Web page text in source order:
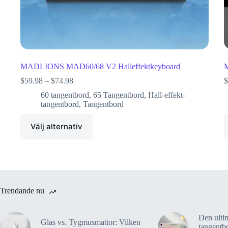
MADLIONS MAD60/68 V2 Halleffektkeyboard
$59.98 – $74.98
60 tangentbord, 65 Tangentbord, Hall-effekt-
tangentbord, Tangentbord
Välj alternativ
$
Trendande nu
Glas vs. Tygmusmattor: Vilken
Den